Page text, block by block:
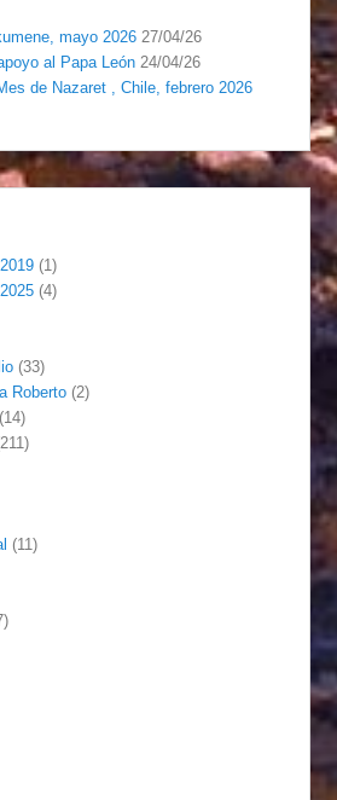
mayo 2026 27/04/26
al Papa León 24/04/26
de Nazaret , Chile, febrero 2026
(1)
(4)
(33)
Roberto(2)
(14)
(11)